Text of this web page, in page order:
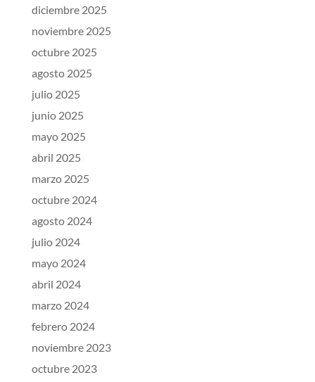
diciembre 2025
noviembre 2025
octubre 2025
agosto 2025
julio 2025
junio 2025
mayo 2025
abril 2025
marzo 2025
octubre 2024
agosto 2024
julio 2024
mayo 2024
abril 2024
marzo 2024
febrero 2024
noviembre 2023
octubre 2023